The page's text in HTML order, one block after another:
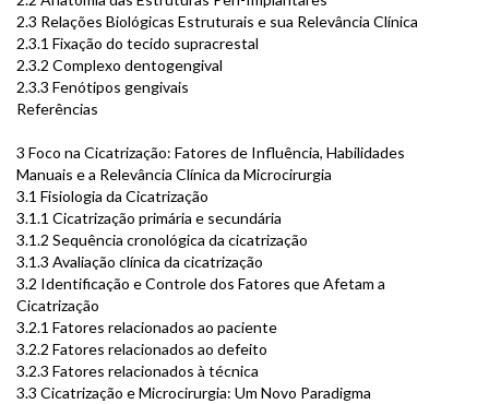
2.3 Relações Biológicas Estruturais e sua Relevância Clínica
2.3.1 Fixação do tecido supracrestal
2.3.2 Complexo dentogengival
2.3.3 Fenótipos gengivais
Referências
3 Foco na Cicatrização: Fatores de Influência, Habilidades
Manuais e a Relevância Clínica da Microcirurgia
3.1 Fisiologia da Cicatrização
3.1.1 Cicatrização primária e secundária
3.1.2 Sequência cronológica da cicatrização
3.1.3 Avaliação clínica da cicatrização
3.2 Identificação e Controle dos Fatores que Afetam a
Cicatrização
3.2.1 Fatores relacionados ao paciente
3.2.2 Fatores relacionados ao defeito
3.2.3 Fatores relacionados à técnica
3.3 Cicatrização e Microcirurgia: Um Novo Paradigma